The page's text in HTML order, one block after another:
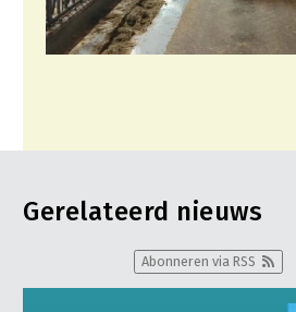
Gerelateerd nieuws
Abonneren via RSS